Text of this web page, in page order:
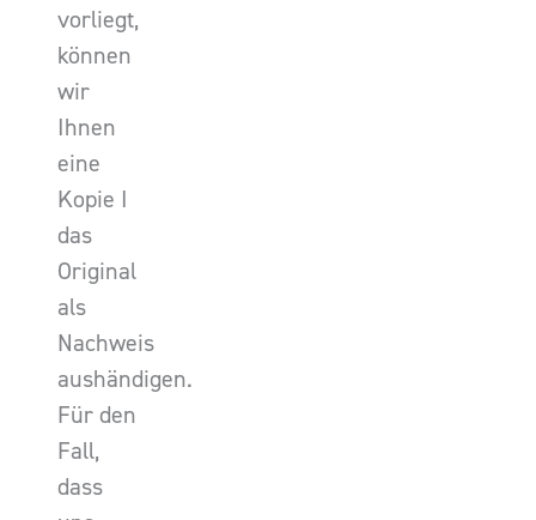
vorliegt,
können
wir
Ihnen
eine
Kopie I
das
Original
als
Nachweis
aushändigen.
Für den
Fall,
dass